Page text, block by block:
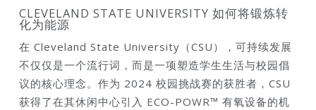
CLEVELAND STATE UNIVERSITY 如何将锻炼转
化为能源
在 Cleveland State University（CSU），可持续发展
不仅仅是一个流行词，而是一项塑造学生生活与校园倡
议的核心理念。作为 2024 校园挑战赛的获胜者，CSU
获得了在其休闲中心引入 ECO-POWR™ 有氧设备的机